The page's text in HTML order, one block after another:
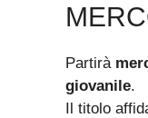
Partirà
giovanile.
Il titolo